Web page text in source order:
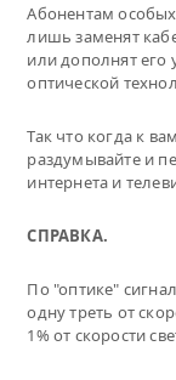
Абонентам
лишь заменят
или дополнят
оптической
Так что когда к
раздумывайте и
интернета и
СПРАВКА.
По "оптике"
одну треть от
1% от скорости